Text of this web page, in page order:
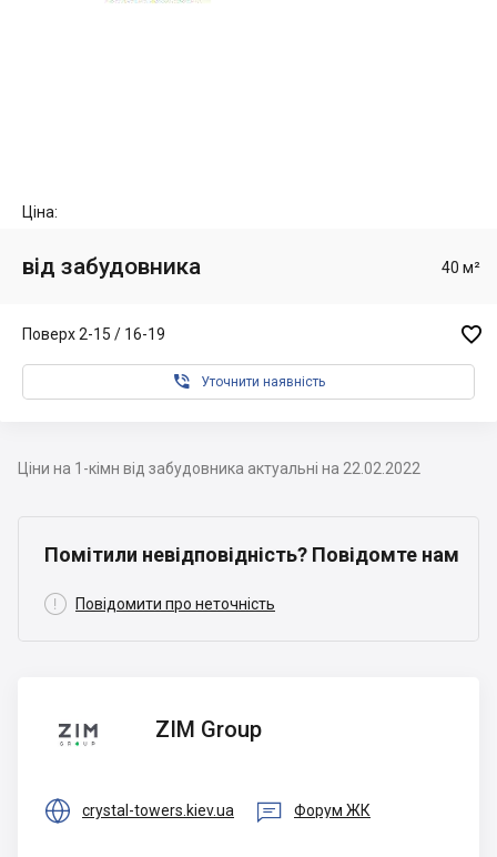
Ціна:
від забудовника 40 м²
Поверх 2-15 / 16-19 
 Уточнити наявність
Ціни на 1-кімн від забудовника актуальні на 22.02.2022
Помітили невідповідність? Повідомте нам
 Повідомити про неточність
Group
ZIM Group
 crystal-towers.kiev.ua  Форум ЖК